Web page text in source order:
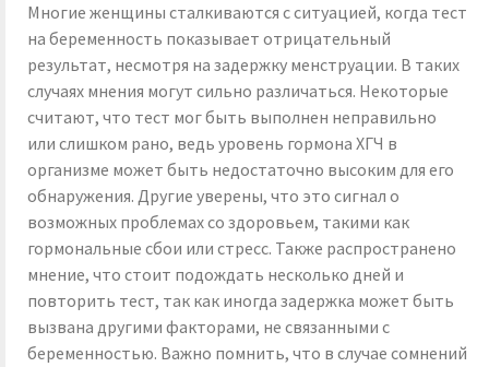
Многие женщины сталкиваются с ситуацией, когда тест
на беременность показывает отрицательный
результат, несмотря на задержку менструации. В таких
случаях мнения могут сильно различаться. Некоторые
считают, что тест мог быть выполнен неправильно
или слишком рано, ведь уровень гормона ХГЧ в
организме может быть недостаточно высоким для его
обнаружения. Другие уверены, что это сигнал о
возможных проблемах со здоровьем, такими как
гормональные сбои или стресс. Также распространено
мнение, что стоит подождать несколько дней и
повторить тест, так как иногда задержка может быть
вызвана другими факторами, не связанными с
беременностью. Важно помнить, что в случае сомнений